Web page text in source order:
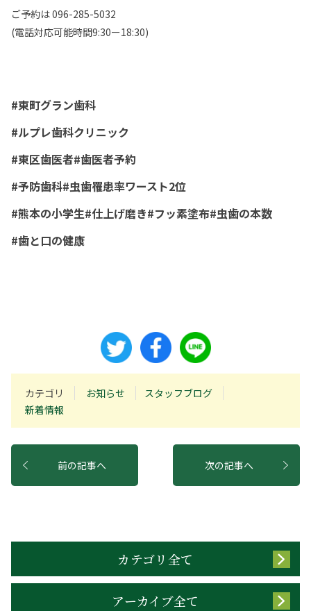
ご予約は 096-285-5032
(電話対応可能時間9:30ー18:30)
#東町グラン歯科
#ルプレ歯科クリニック
#東区歯医者#歯医者予約
#予防歯科#虫歯罹患率ワースト2位
#熊本の小学生#仕上げ磨き#フッ素塗布#虫歯の本数
#歯と口の健康
カテゴリ お知らせ
スタッフブログ
新着情報
前の記事へ 次の記事へ
カテゴリ全て
アーカイブ全て